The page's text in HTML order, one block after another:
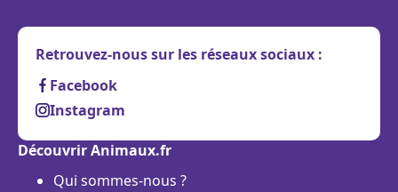
Retrouvez-nous sur les réseaux sociaux :
Facebook
Instagram
Découvrir Animaux.fr
Qui sommes-nous ?